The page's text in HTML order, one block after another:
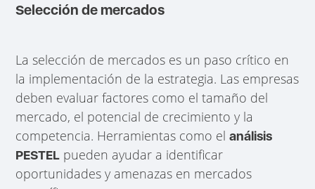
Selección de mercados
La selección de mercados es un paso crítico en
la implementación de la estrategia. Las empresas
deben evaluar factores como el tamaño del
mercado, el potencial de crecimiento y la
competencia. Herramientas como elanálisis
PESTEL pueden ayudar a identificar
oportunidades y amenazas en mercados